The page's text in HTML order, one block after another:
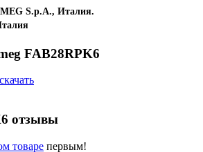
S.p.A., Италия.
FAB28RPK6
отзывы
товаре первым!